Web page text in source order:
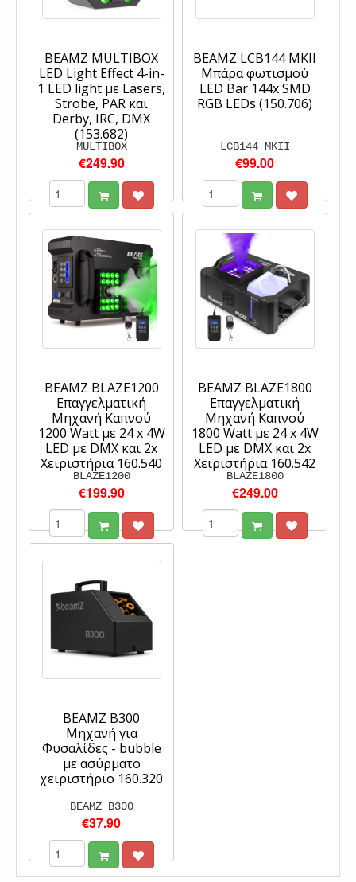
BEAMZ MULTIBOX
LED Light Effect 4-in-
1 LED light με Lasers,
Strobe, PAR και
Derby, IRC, DMX
(153.682)
MULTIBOX
€249.90
BEAMZ LCB144 MKII
Μπάρα φωτισμού
LED Bar 144x SMD
RGB LEDs (150.706)
LCB144 MKII
€99.00
BEAMZ BLAZE1200
Επαγγελματική
Μηχανή Καπνού
1200 Watt με 24 x 4W
LED με DMX και 2x
Χειριστήρια 160.540
BLAZE1200
€199.90
BEAMZ BLAZE1800
Επαγγελματική
Μηχανή Καπνού
1800 Watt με 24 x 4W
LED με DMX και 2x
Χειριστήρια 160.542
BLAZE1800
€249.00
BEAMZ B300
Μηχανή για
Φυσαλίδες - bubble
με ασύρματο
χειριστήριο 160.320
BEAMZ B300
€37.90